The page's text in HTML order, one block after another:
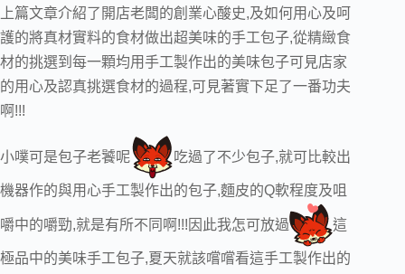
上篇文章介紹了開店老闆的創業心酸史,及如何用心及呵
護的將真材實料的食材做出超美味的手工包子,從精緻食
材的挑選到每一顆均用手工製作出的美味包子可見店家
的用心及認真挑選食材的過程,可見著實下足了一番功夫
啊!!!
小噗可是包子老饕呢 吃過了不少包子,就可比較出
機器作的與用心手工製作出的包子,麵皮的Q軟程度及咀
嚼中的嚼勁,就是有所不同啊!!!因此我怎可放過 這
極品中的美味手工包子,夏天就該嚐嚐看這手工製作出的